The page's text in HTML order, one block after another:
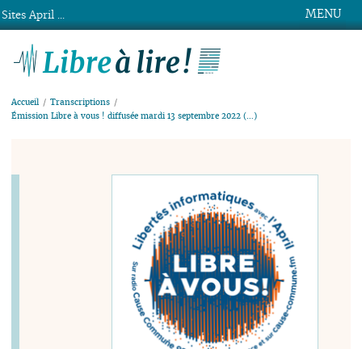
MENU
Accueil
Transcriptions
Émission Libre à vous ! diffusée mardi 13 septembre 2022 (…)
Sites April ...